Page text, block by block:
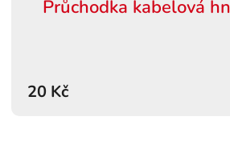
Průchodka kabelová
20 Kč